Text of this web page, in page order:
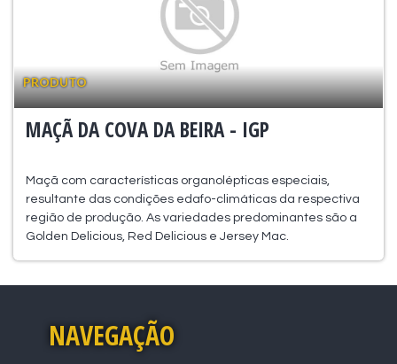
PRODUTO
MAÇÃ DA COVA DA BEIRA - IGP
Maçã com características organolépticas especiais,
resultante das condições edafo-climáticas da respectiva
região de produção. As variedades predominantes são a
Golden Delicious, Red Delicious e Jersey Mac.
NAVEGAÇÃO